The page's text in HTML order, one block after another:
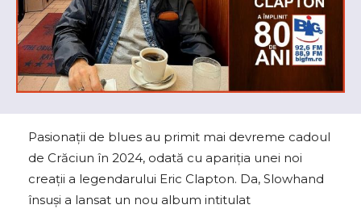
Pasionații de blues au primit mai devreme cadoul
de Crăciun în 2024, odată cu apariția unei noi
creații a legendarului Eric Clapton. Da, Slowhand
însuși a lansat un nou album intitulat